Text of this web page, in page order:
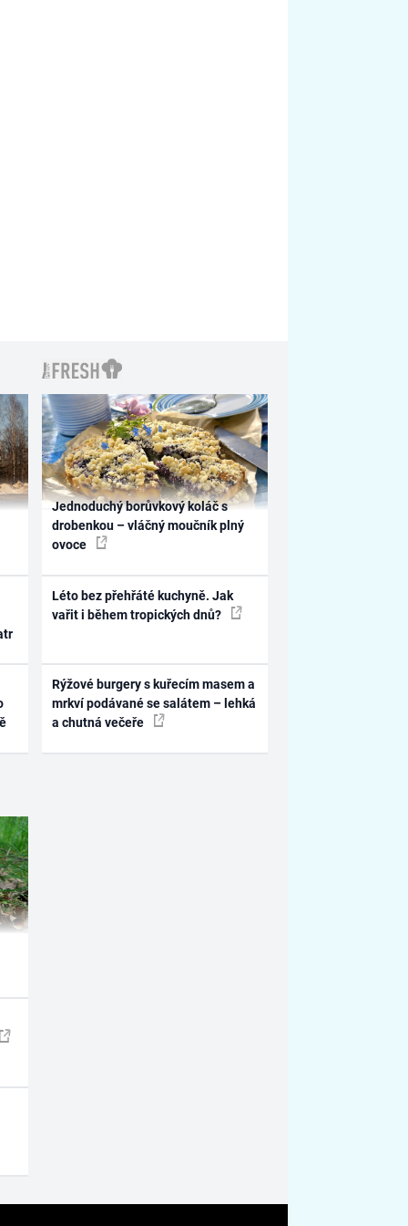
Jednoduchý borůvkový koláč s
drobenkou – vláčný moučník plný
ovoce
Léto bez přehřáté kuchyně. Jak
vařit i během tropických dnů?
Rýžové burgery s kuřecím masem a
mrkví podávané se salátem – lehká
a chutná večeře